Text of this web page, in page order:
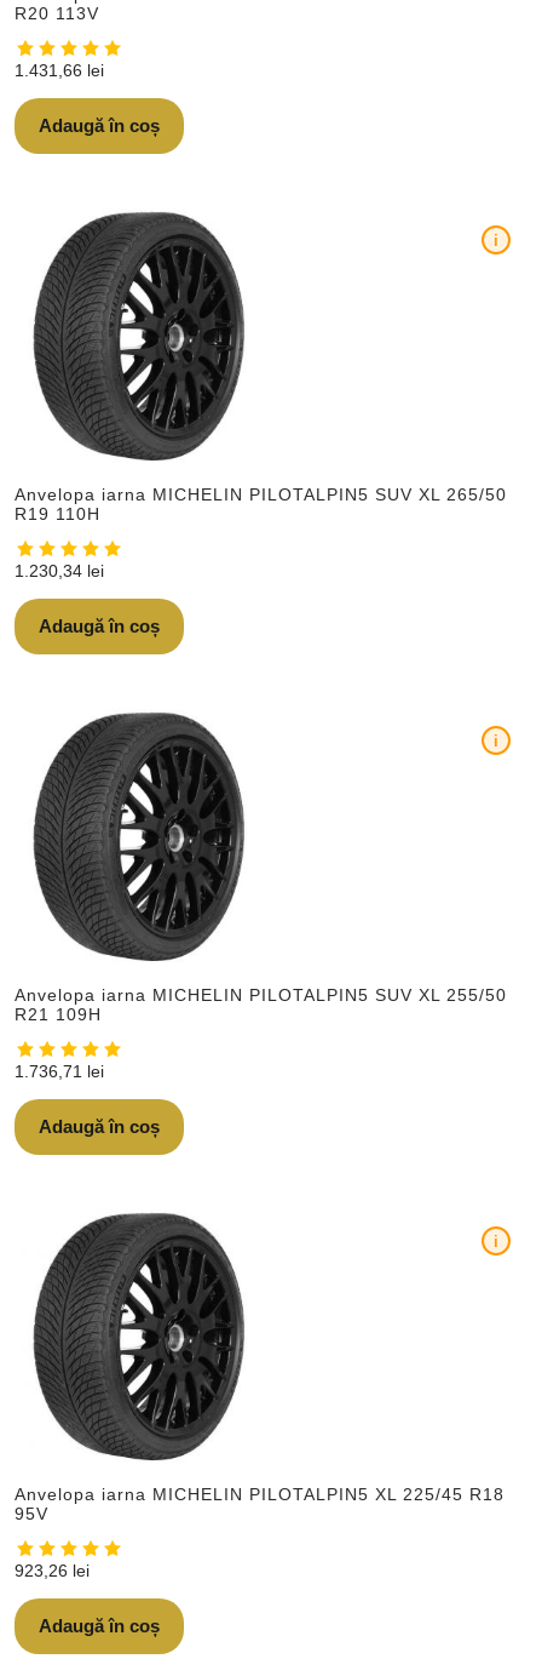
R20 113V
1.431,66 lei
Adaugă în coș
Anvelopa iarna MICHELIN PILOTALPIN5 SUV XL 265/50
R19 110H
i
1.230,34 lei
Adaugă în coș
Anvelopa iarna MICHELIN PILOTALPIN5 SUV XL 255/50
R21 109H
i
1.736,71 lei
Adaugă în coș
Anvelopa iarna MICHELIN PILOTALPIN5 XL 225/45 R18
95V
i
923,26 lei
Adaugă în coș